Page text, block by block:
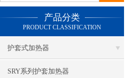
产品分类
PRODUCT CLASSIFICATION
护套式加热器
SRY系列护套加热器